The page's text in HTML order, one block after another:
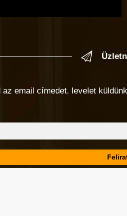
az email címedet, levelet